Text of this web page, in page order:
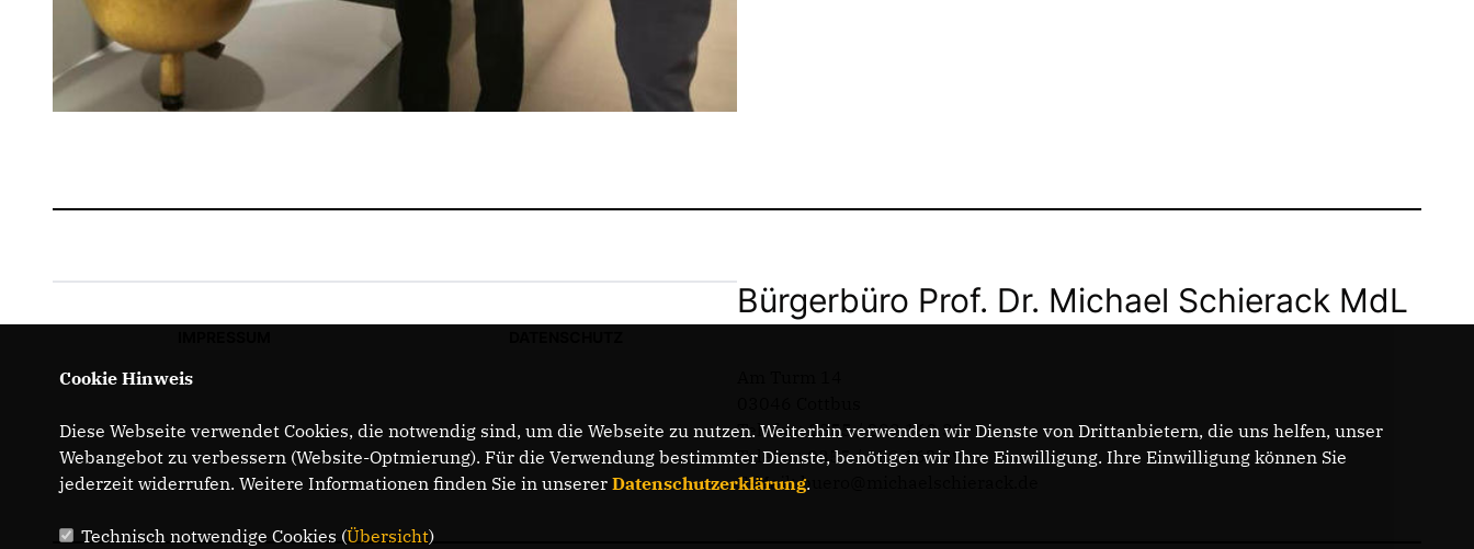
Bürgerbüro Prof. Dr. Michael Schierack MdL
Telefon: 0355 / 289 162 38
Telefax: 0355 / 289 162 39
E-Mail: buero@michaelschierack.de
Cookie Hinweis
Diese Webseite verwendet Cookies, die notwendig sind, um die Webseite zu nutzen. Weiterhin verwenden wir Dienste von Drittanbietern, die uns helfen, unser
Webangebot zu verbessern (Website-Optmierung). Für die Verwendung bestimmter Dienste, benötigen wir Ihre Einwilligung. Ihre Einwilligung können Sie
jederzeit widerrufen. Weitere Informationen finden Sie in unserer Datenschutzerklärung.
Technisch notwendige Cookies (Übersicht)